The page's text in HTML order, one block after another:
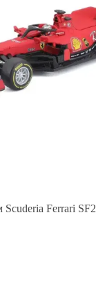
Scuderia Ferrari